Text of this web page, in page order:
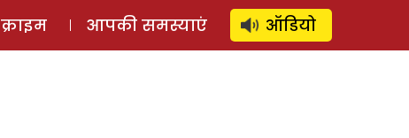
स्टोरी लॉग इन ⚲ SUBSCRIBE
क्राइम आपकी समस्याएं ऑडियो